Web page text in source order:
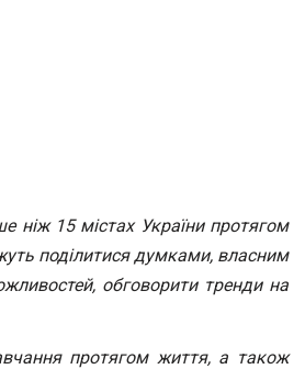
ніж 15 містах України протягом
поділитися думками, власним
обговорити тренди на
протягом життя, а також